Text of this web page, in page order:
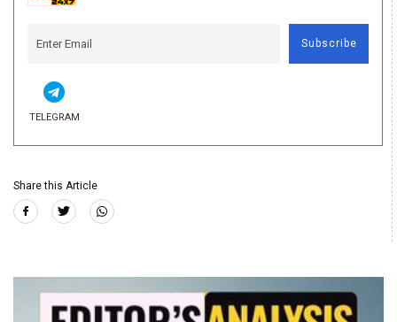
Subscribe
TELEGRAM
Share this Article